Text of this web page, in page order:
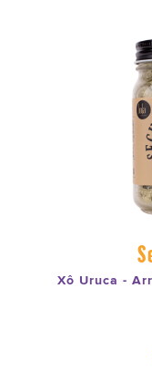
Xô Uruca -